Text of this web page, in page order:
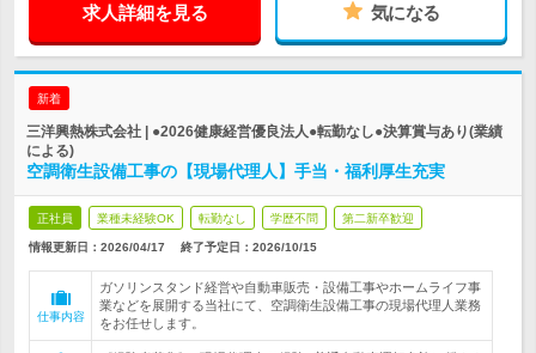
求人詳細を見る 気になる
新着
三洋興熱株式会社 | ●2026健康経営優良法人●転勤なし●決算賞与あり(業績
による)
空調衛生設備工事の【現場代理人】手当・福利厚生充実
正社員 業種未経験OK 転勤なし 学歴不問 第二新卒歓迎
情報更新日：2026/04/17 終了予定日： 2026/10/15
仕事内容
ガソリンスタンド経営や自動車販売・設備工事やホームライフ事
業などを展開する当社にて、空調衛生設備工事の現場代理人業務
をお任せします。